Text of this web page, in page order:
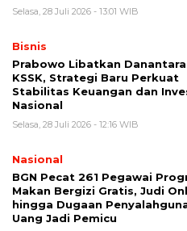
Selasa, 28 Juli 2026 - 13:01 WIB
Bisnis
Prabowo Libatkan
KSSK, Strategi Baru Perkuat
Stabilitas Keuangan dan
Nasional
Selasa, 28 Juli 2026 - 12:16 WIB
Nasional
BGN Pecat 261 Pegawai
Makan Bergizi Gratis, Judi
hingga Dugaan
Uang Jadi Pemicu